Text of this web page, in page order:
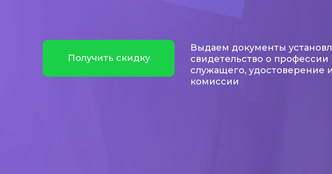
Выдаем документы
свидетельство о
служащего, удостоверение
комиссии
Получить скидку